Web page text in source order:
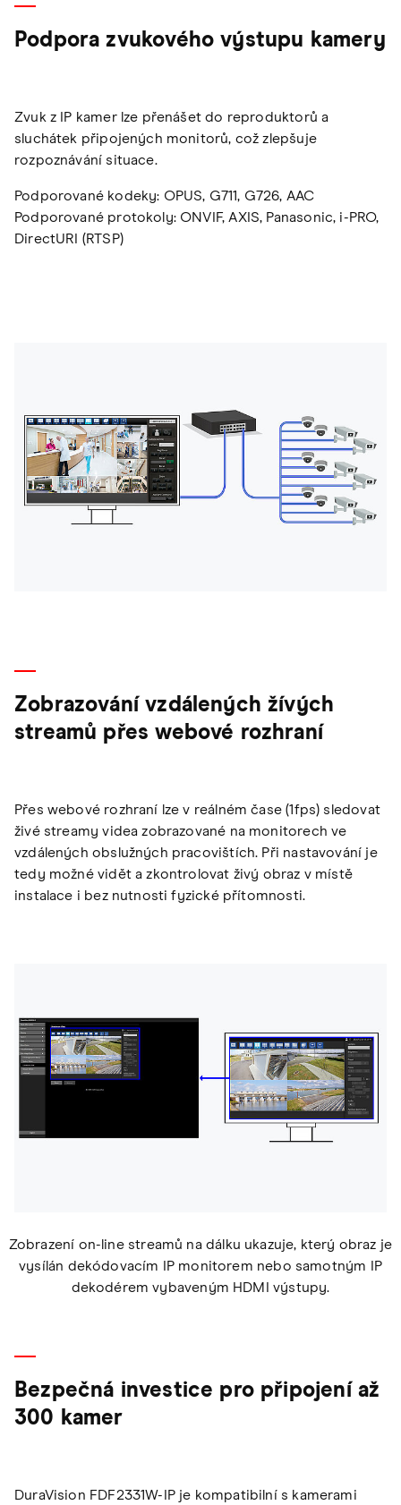
Podpora zvukového výstupu kamery
Zvuk z IP kamer lze přenášet do reproduktorů a
sluchátek připojených monitorů, což zlepšuje
rozpoznávání situace.
Podporované kodeky: OPUS, G711, G726, AAC
Podporované protokoly: ONVIF, AXIS, Panasonic, i-PRO,
DirectURI (RTSP)
Zobrazování vzdálených žívých
streamů přes webové rozhraní
Přes webové rozhraní lze v reálném čase (1fps) sledovat
živé streamy videa zobrazované na monitorech ve
vzdálených obslužných pracovištích. Při nastavování je
tedy možné vidět a zkontrolovat živý obraz v místě
instalace i bez nutnosti fyzické přítomnosti.
Zobrazení on-line streamů na dálku ukazuje, který obraz je
vysílán dekódovacím IP monitorem nebo samotným IP
dekodérem vybaveným HDMI výstupy.
Bezpečná investice pro připojení až
300 kamer
DuraVision FDF2331W-IP je kompatibilní s kamerami